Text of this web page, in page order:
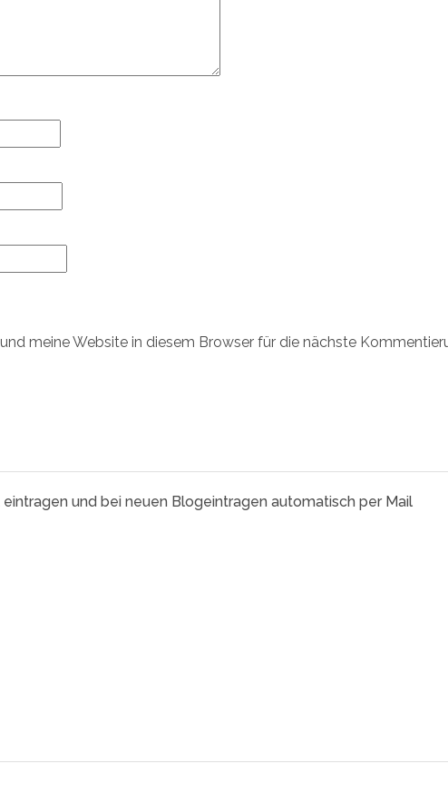
meine Website in diesem Browser für die nächste
und bei neuen Blogeintragen automatisch per Mail